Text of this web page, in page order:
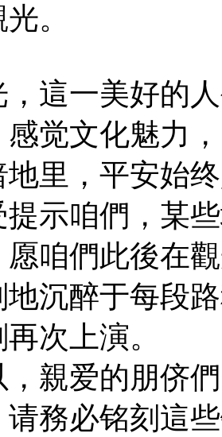
。
，這一美好的
感觉文化魅力
地里，平安始
提示咱們，某
愿咱們此後在
地沉醉于每段
次上演。
，親爱的朋侪
请務必铭刻這